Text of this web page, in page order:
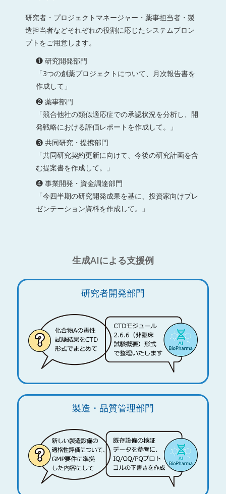
研究者・プロジェクトマネージャー・薬事担当者・製
造担当者などそれぞれの役割に応じたシステムプロン
プトをご用意します。
❶ 研究開発部門
「3つの創薬プロジェクトについて、月次報告書を
作成して」
❷ 薬事部門
「競合他社の類似適応症での承認状況を分析し、開
発戦略における評価レポートを作成して。」
❸ 共同研究・提携部門
「共同研究契約更新に向けて、今後の研究計画を含
む提案書を作成して。」
❹ 事業開発・資金調達部門
「今四半期の研究開発成果を基に、投資家向けプレ
ゼンテーション資料を作成して。」
生成AIによる支援例
研究者開発部門
製造・品質管理部門